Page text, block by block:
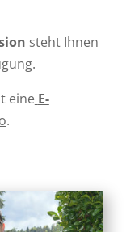
steht Ihnen
eine E-
.